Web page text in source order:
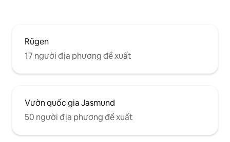
Rügen
17 người địa phương đề xuất
Vườn quốc gia Jasmund
50 người địa phương đề xuất